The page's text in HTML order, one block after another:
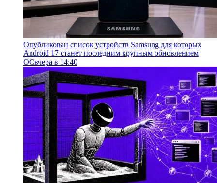
Опубликован список устройств Samsung для которых
Android 17 станет последним крупным обновлением
ОСвчера в 14:40